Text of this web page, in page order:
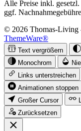
Alle Preise inkl.
ggf.
© 2026 Thomas-Living
ThemeWare®
Text vergrößern
Monochrom
Links unterstreichen
Animationen stoppen
Großer Cursor
Zurücksetzen